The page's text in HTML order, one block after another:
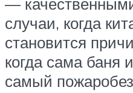
случаи, когда
становится
когда сама баня
самый